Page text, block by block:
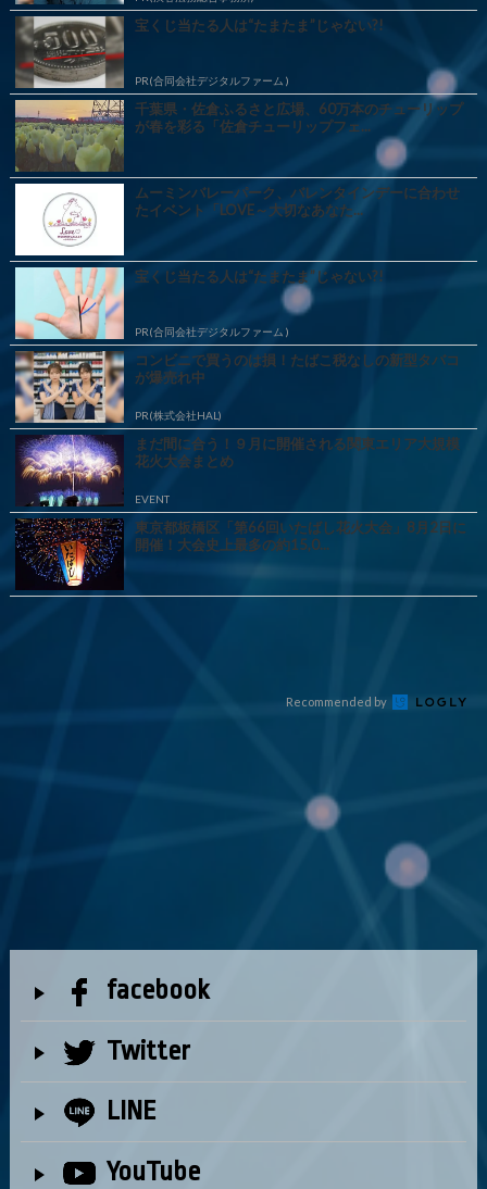
宝くじ当たる人は“たまたま”じゃない?!
PR(合同会社デジタルファーム )
千葉県・佐倉ふるさと広場、60万本のチューリップ
が春を彩る「佐倉チューリップフェ...
ムーミンバレーパーク、バレンタインデーに合わせ
たイベント「LOVE～大切なあなた...
宝くじ当たる人は“たまたま”じゃない?!
PR(合同会社デジタルファーム )
コンビニで買うのは損！たばこ税なしの新型タバコ
が爆売れ中
PR(株式会社HAL)
まだ間に合う！９月に開催される関東エリア大規模
花火大会まとめ
EVENT
東京都板橋区「第66回いたばし花火大会」8月2日に
開催！大会史上最多の約15,0...
Recommended by
facebook
Twitter
LINE
YouTube